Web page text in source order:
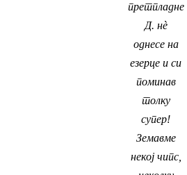
претпладне
Д. нè
однесе на
езерце и си
поминав
толку
супер!
Земавме
некој чипс,